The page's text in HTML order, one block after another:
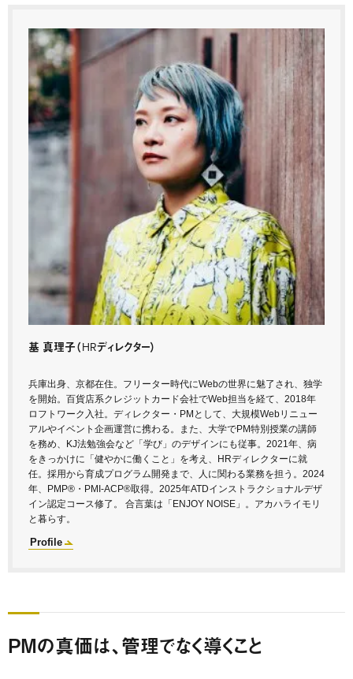
基 真理子（HRディレクター）
兵庫出身、京都在住。フリーター時代にWebの世界に魅了され、独学
を開始。百貨店系クレジットカード会社でWeb担当を経て、2018年
ロフトワーク入社。ディレクター・PMとして、大規模Webリニュー
アルやイベント企画運営に携わる。また、大学でPM特別授業の講師
を務め、KJ法勉強会など「学び」のデザインにも従事。2021年、病
をきっかけに「健やかに働くこと」を考え、HRディレクターに就
任。採用から育成プログラム開発まで、人に関わる業務を担う。2024
年、PMP®・PMI-ACP®取得。2025年ATDインストラクショナルデザ
イン認定コース修了。 合言葉は「ENJOY NOISE」。アカハライモリ
と暮らす。
Profile
PMの真価は、管理でなく導くこと